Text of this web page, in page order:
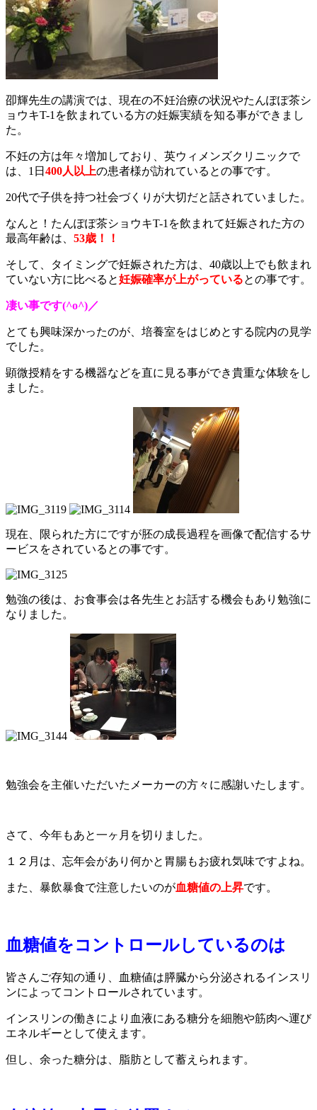
卲輝先生の講演では、現在の不妊治療の状況やたんぽぽ茶シ
ョウキT-1を飲まれている方の妊娠実績を知る事ができまし
た。
不妊の方は年々増加しており、英ウィメンズクリニックで
は、1日 400人以上の患者様が訪れているとの事です。
20代で子供を持つ社会づくりが大切だと話されていました。
なんと！たんぽぽ茶ショウキT-1を飲まれて妊娠された方の
最高年齢は、 53歳！！
そして、タイミングで妊娠された方は、40歳以上でも飲まれ
ていない方に比べると妊娠確率が上がっているとの事です。
凄い事です(^o^)／
とても興味深かったのが、培養室をはじめとする院内の見学
でした。
顕微授精をする機器などを直に見る事ができ貴重な体験をし
ました。
現在、限られた方にですが胚の成長過程を画像で配信するサ
ービスをされているとの事です。
勉強の後は、お食事会は各先生とお話する機会もあり勉強に
なりました。
勉強会を主催いただいたメーカーの方々に感謝いたします。
さて、今年もあと一ヶ月を切りました。
１２月は、忘年会があり何かと胃腸もお疲れ気味ですよね。
また、暴飲暴食で注意したいのが血糖値の上昇です。
血糖値をコントロールしているのは
皆さんご存知の通り、血糖値は膵臓から分泌されるインスリ
ンによってコントロールされています。
インスリンの働きにより血液にある糖分を細胞や筋肉へ運び
エネルギーとして使えます。
但し、余った糖分は、脂肪として蓄えられます。